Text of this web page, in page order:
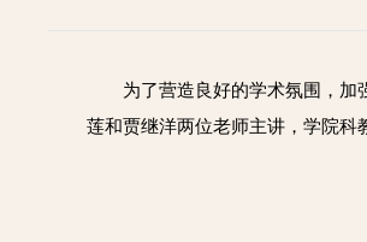
为了营造良好的学术氛围，加
莲和贾继洋两位老师主讲，学院科